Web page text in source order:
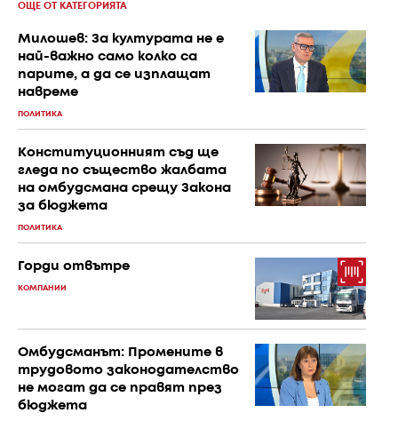
ОЩЕ ОТ КАТЕГОРИЯТА
Милошев: За културата не е
най-важно само колко са
парите, а да се изплащат
навреме
ПОЛИТИКА
Конституционният съд ще
гледа по същество жалбата
на омбудсмана срещу Закона
за бюджета
ПОЛИТИКА
Горди отвътре
КОМПАНИИ
Омбудсманът: Промените в
трудовото законодателство
не могат да се правят през
бюджета